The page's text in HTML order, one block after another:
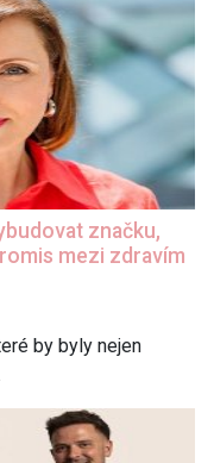
značku,
mezi zdravím
by byly nejen